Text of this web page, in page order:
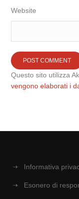
Website
Questo sito utilizza
vengono elaborati i
Informativa
Esonero di